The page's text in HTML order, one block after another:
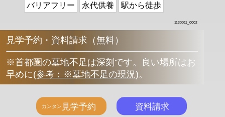
バリアフリー 永代供養 駅から徒歩
1130011_0002
見学予約・資料請求（無料）
※首都圏の墓地不足は深刻です。良い場所はお
早めに(参考：※墓地不足の現況)。